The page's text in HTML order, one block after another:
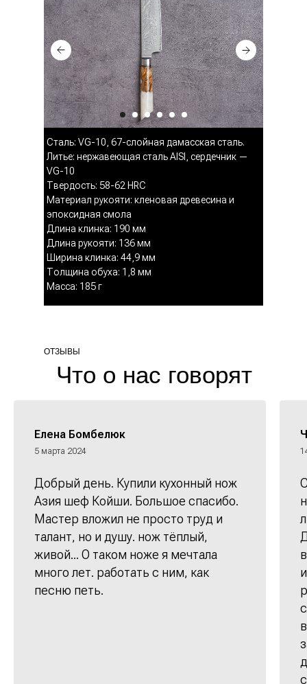
Сталь: VG-10, 67-слойная дамасская сталь.
Литье: нержавеющая сталь AISI, сердечник —
VG-10
Твердость: 58-62 HRC
Материал рукояти: кленовая древесина и
эпоксидная смола
Длина клинка: 190 мм
Длина рукояти: 136 мм
Ширина клинка: 44,9 мм
Толщина обуха: 1,8 мм
Масса: 185 г
Что о нас говорят
ОТЗЫВЫ
Елена Бомбелюк
5 марта 2024
Добрый день. Купили кухонный нож
Азия шеф Койши. Большое спасибо.
Мастер вложил не просто труд и
талант, но и душу. нож тёплый,
живой... О таком ноже я мечтала
много лет. работать с ним, как
песню петь.